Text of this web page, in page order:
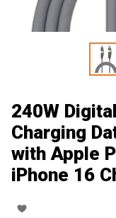
240W
Charging
with Apple
iPhone 16